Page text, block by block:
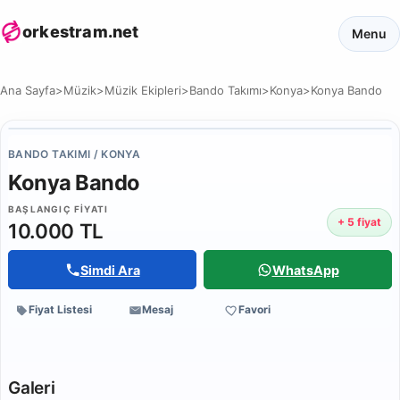
orkestram.net Menu
Ana Sayfa>Müzik>Müzik Ekipleri>Bando Takımı>Konya>Konya Bando
BANDO TAKIMI / KONYA
Konya Bando
BAŞLANGIÇ FIYATI
10.000 TL + 5 fiyat
Simdi Ara WhatsApp
Fiyat Listesi Mesaj Favori
Galeri